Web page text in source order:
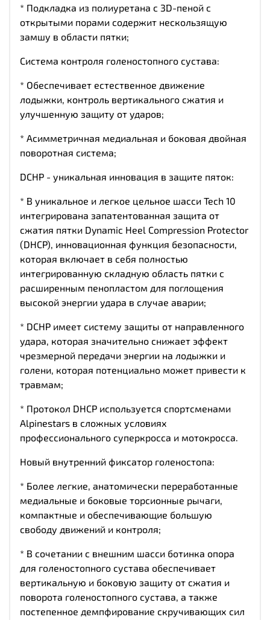
* Подкладка из полиуретана с 3D-пеной с
открытыми порами содержит нескользящую
замшу в области пятки;
Система контроля голеностопного сустава:
* Обеспечивает естественное движение
лодыжки, контроль вертикального сжатия и
улучшенную защиту от ударов;
* Асимметричная медиальная и боковая двойная
поворотная система;
DCHP - уникальная инновация в защите пяток:
* В уникальное и легкое цельное шасси Tech 10
интегрирована запатентованная защита от
сжатия пятки Dynamic Heel Compression Protector
(DHCP), инновационная функция безопасности,
которая включает в себя полностью
интегрированную складную область пятки с
расширенным пенопластом для поглощения
высокой энергии удара в случае аварии;
* DCHP имеет систему защиты от направленного
удара, которая значительно снижает эффект
чрезмерной передачи энергии на лодыжки и
голени, которая потенциально может привести к
травмам;
* Протокол DHCP используется спортсменами
Alpinestars в сложных условиях
профессионального суперкросса и мотокросса.
Новый внутренний фиксатор голеностопа:
* Более легкие, анатомически переработанные
медиальные и боковые торсионные рычаги,
компактные и обеспечивающие большую
свободу движений и контроля;
* В сочетании с внешним шасси ботинка опора
для голеностопного сустава обеспечивает
вертикальную и боковую защиту от сжатия и
поворота голеностопного сустава, а также
постепенное демпфирование скручивающих сил